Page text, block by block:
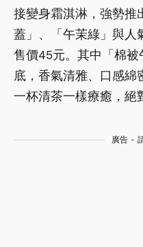
接變身霜淇淋，強勢推
蓋」、「午茉綠」與人
售價45元。其中「棉
底，香氣清雅、口感綿
一杯清茶一樣療癒，絕
廣告 -